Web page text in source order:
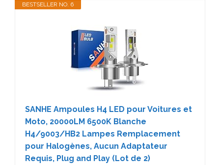
BESTSELLER NO. 6
SANHE Ampoules H4 LED pour Voitures et
Moto, 20000LM 6500K Blanche
H4/9003/HB2 Lampes Remplacement
pour Halogènes, Aucun Adaptateur
Requis, Plug and Play (Lot de 2)